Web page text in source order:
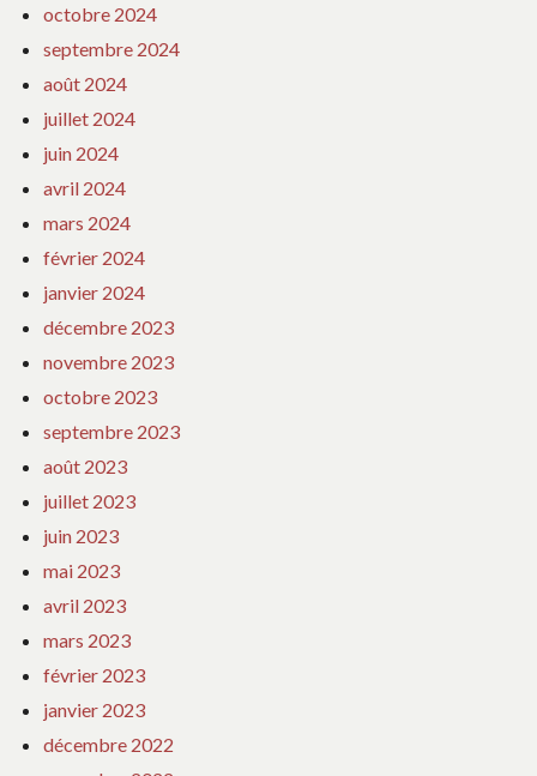
octobre 2024
septembre 2024
août 2024
juillet 2024
juin 2024
avril 2024
mars 2024
février 2024
janvier 2024
décembre 2023
novembre 2023
octobre 2023
septembre 2023
août 2023
juillet 2023
juin 2023
mai 2023
avril 2023
mars 2023
février 2023
janvier 2023
décembre 2022